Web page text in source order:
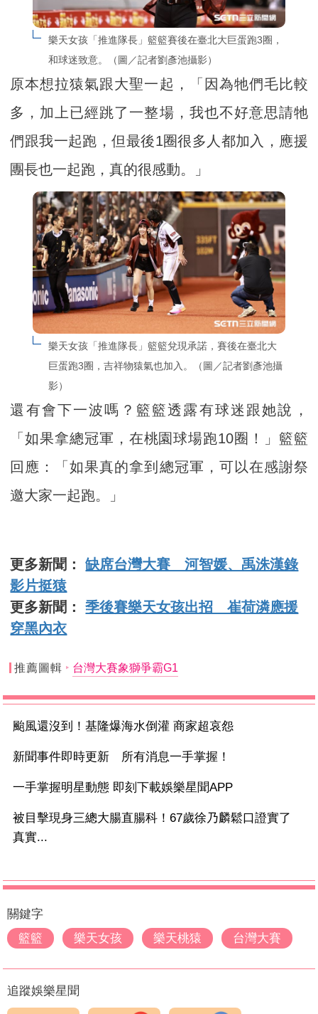
樂天女孩「推進隊長」籃籃賽後在臺北大巨蛋跑3圈，
和球迷致意。（圖／記者劉彥池攝影）
原本想拉猿氣跟大聖一起，「因為牠們毛比較
多，加上已經跳了一整場，我也不好意思請牠
們跟我一起跑，但最後1圈很多人都加入，應援
團長也一起跑，真的很感動。」
樂天女孩「推進隊長」籃籃兌現承諾，賽後在臺北大
巨蛋跑3圈，吉祥物猿氣也加入。（圖／記者劉彥池攝
影）
還有會下一波嗎？籃籃透露有球迷跟她說，
「如果拿總冠軍，在桃園球場跑10圈！」籃籃
回應：「如果真的拿到總冠軍，可以在感謝祭
邀大家一起跑。」
更多新聞：缺席台灣大賽 河智媛、禹洙漢錄
影片挺猿
更多新聞：季後賽樂天女孩出招 崔荷潾應援
穿黑內衣
推薦圖輯 台灣大賽象獅爭霸G1
颱風還沒到！基隆爆海水倒灌 商家超哀怨
新聞事件即時更新 所有消息一手掌握！
一手掌握明星動態 即刻下載娛樂星聞APP
被目擊現身三總大腸直腸科！67歲徐乃麟鬆口證實了
真實...
關鍵字
籃籃
樂天女孩 樂天桃猿 台灣大賽
追蹤娛樂星聞